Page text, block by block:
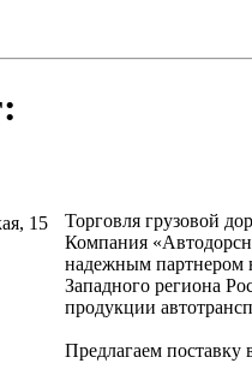
15
Торговля грузовой
Компания
надежным партнером
Западного региона
продукции
Предлагаем